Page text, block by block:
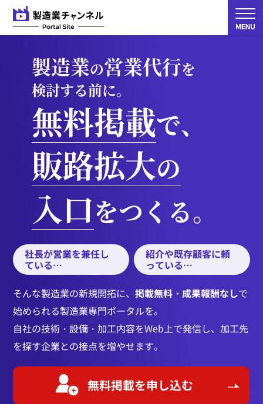
製造業の営業代行を
検討する前に。
無料掲載で、
販路拡大の
入口をつくる。
社長が営業を兼任し
ている…
紹介や既存顧客に頼
っている…
そんな製造業の新規開拓に、掲載無料・成果報酬なしで
始められる製造業専門ポータルを。
自社の技術・設備・加工内容をWeb上で発信し、加工先
を探す企業との接点を増やせます。
無料掲載を申し込む